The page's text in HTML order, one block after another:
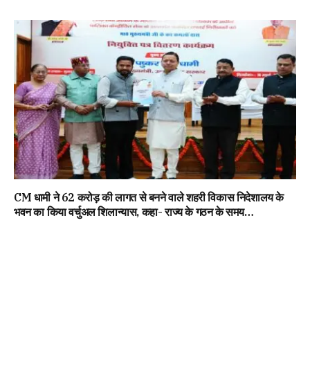
CM धामी ने 62 करोड़ की लागत से बनने वाले शहरी विकास निदेशालय के
भवन का किया वर्चुअल शिलान्यास, कहा- राज्य के गठन के समय…